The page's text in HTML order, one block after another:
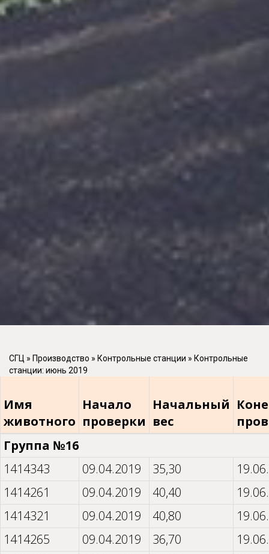
СГЦ » Производство » Контрольные станции » Контрольные
станции: июнь 2019
Имя
животного
Начало
проверки
Начальный
вес
Группа №16
1414343
09.04.2019 35,30
1414261
09.04.2019 40,40
1414321
09.04.2019 40,80
1414265
09.04.2019 36,70